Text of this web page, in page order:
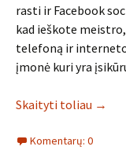
rasti ir Facebook
kad ieškote
telefoną ir
įmonė kuri yra
Skaityti toliau →
Komentarų: 0